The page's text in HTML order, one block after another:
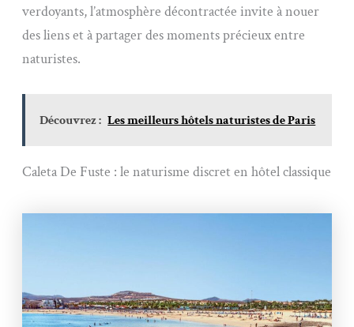
verdoyants, l’atmosphère décontractée invite à nouer
des liens et à partager des moments précieux entre
naturistes.
Découvrez : Les meilleurs hôtels naturistes de Paris
Caleta De Fuste : le naturisme discret en hôtel classique